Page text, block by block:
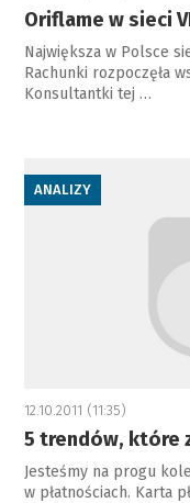
Oriflame w sieci
Największa w Polsce
Rachunki rozpoczęła
Konsultantki tej …
ANALIZY
12.10.2011 (11:35)
5 trendów, które
Jesteśmy na progu
w płatnościach. Karta